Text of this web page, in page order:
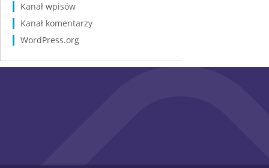
Kanał wpisów
Kanał komentarzy
WordPress.org